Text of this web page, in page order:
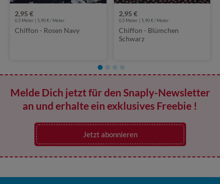
2,95 €
0,5 Meter | 5,90 € / Meter
Chiffon - Rosen Navy
2,95 €
0,5 Meter | 5,90 € / Meter
Chiffon - Blümchen
Schwarz
Melde Dich jetzt für den Snaply-Newsletter
an und erhalte ein exklusives Freebie !
Jetzt abonnieren